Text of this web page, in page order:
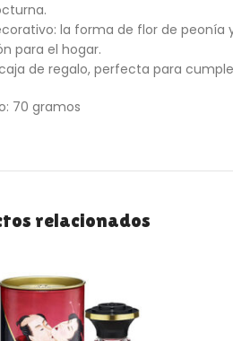
la forma de flor de
para el hogar.
de regalo, perfecta para
70 gramos
relacionados